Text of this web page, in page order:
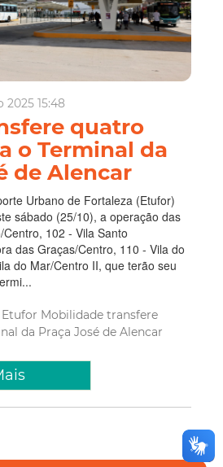
2025 15:48
quatro
o Terminal da
de Alencar
Urbano de Fortaleza (Etufor)
sábado (25/10), a operação das
102 - Vila Santo
das Graças/Centro, 110 - Vila do
do Mar/Centro II, que terão seu
Etufor Mobilidade transfere
da Praça José de Alencar